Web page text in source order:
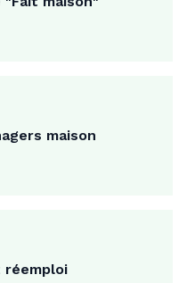
maison
réemploi